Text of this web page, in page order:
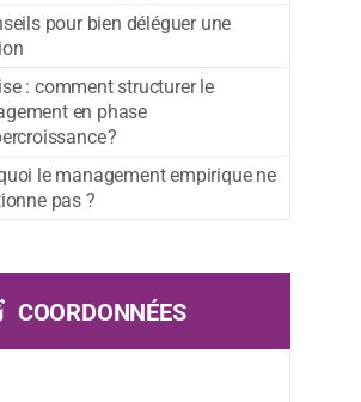
pour bien déléguer une
: comment structurer le
en phase
?
le management empirique ne
pas ?
COORDONNÉES